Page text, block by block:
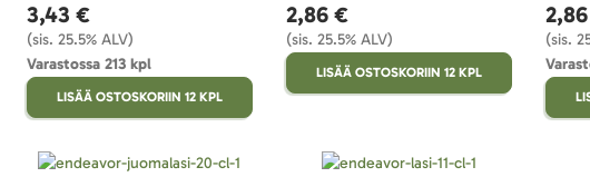
3,43 €
(sis. 25.5% ALV)
Varastossa 213 kpl
LISÄÄ OSTOSKORIIN 12 KPL
2,86 €
(sis. 25.5% ALV)
LISÄÄ OSTOSKORIIN 12 KPL
(sis.